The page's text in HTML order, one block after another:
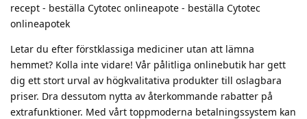
recept - beställa Cytotec onlineapote - beställa Cytotec
onlineapotek
Letar du efter förstklassiga mediciner utan att lämna
hemmet? Kolla inte vidare! Vår pålitliga onlinebutik har gett
dig ett stort urval av högkvalitativa produkter till oslagbara
priser. Dra dessutom nytta av återkommande rabatter på
extrafunktioner. Med vårt toppmoderna betalningssystem kan